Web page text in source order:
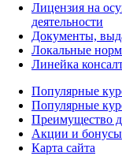
Лицензия на
деятельности
Документы,
Локальные
Линейка
Популярные
Популярные
Преимущество
Акции и бонусы
Карта сайта